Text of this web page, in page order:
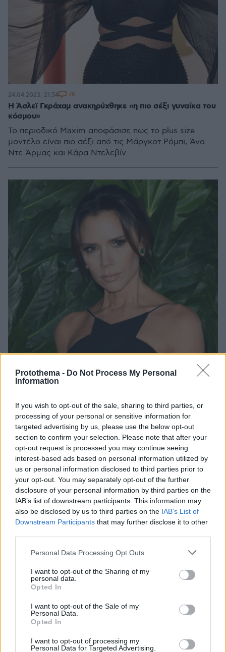
Protothema - Do Not Process My Personal
Information
If you wish to opt-out of the sale, sharing to third parties, or
processing of your personal or sensitive information for
targeted advertising by us, please use the below opt-out
section to confirm your selection. Please note that after your
opt-out request is processed you may continue seeing
interest-based ads based on personal information utilized by
us or personal information disclosed to third parties prior to
your opt-out. You may separately opt-out of the further
disclosure of your personal information by third parties on the
IAB’s list of downstream participants. This information may
also be disclosed by us to third parties on the IAB’s List of
Downstream Participants that may further disclose it to other
Please note that this website/app uses one or more Google
not limited to your visit or usage behaviour. You may click to
grant or deny consent to Google and its third-party tags to
use your data for below specified purposes in below Google
consent section.
Personal Data Processing Opt Outs
I want to opt-out of the Sharing of my
personal data.
Opted In
I want to opt-out of the Sale of my
Personal Data.
Opted In
I want to opt-out of processing my
Personal Data for Targeted Advertising.
Η Άσλεϊ Γκράχαμ ανακηρύχθηκε «η πιο σέξι γυναίκα του
κόσμου»
Το περιοδικό Maxim αποφάσισε πως το plus size
μοντέλο είναι πιο σέξι από τις Μάργκοτ Ρόμπι, Άνα
Ντε Άρμας και Κάρα Ντελεβίν
24.04.2023, 21:54 76
Η Βικτόρια Μπέκαμ σχεδιάζει ρούχα για plus size
γυναίκες
Σχεδόν μιάμιση δεκαετία μετά την κυκλοφορία της
σειράς ρούχων της, αποφάσισε να δημιουργήσει και
μία νέα συλλογή